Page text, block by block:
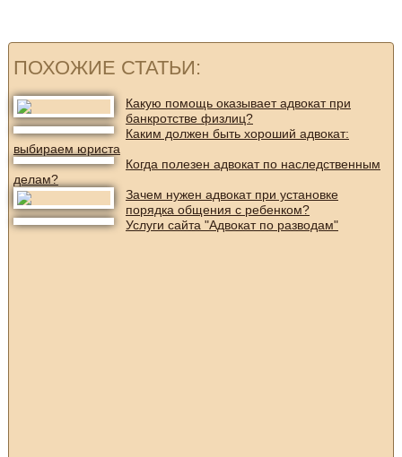
ПОХОЖИЕ СТАТЬИ:
Какую помощь оказывает адвокат при
банкротстве физлиц?
Каким должен быть хороший адвокат:
выбираем юриста
Когда полезен адвокат по наследственным
делам?
Зачем нужен адвокат при установке
порядка общения с ребенком?
Услуги сайта "Адвокат по разводам"